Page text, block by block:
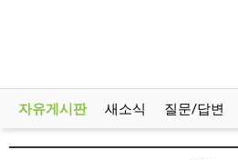
자유게시판 새소식 질문/답변